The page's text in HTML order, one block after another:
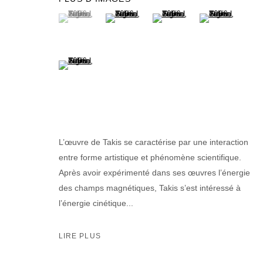
(View a larger image of thumbnail 1 )
, currently selected.
, currently selected.
, currently selected.(View a larger image of thumbnail 2 )
(View a larger image of
(View a larger
(View a larger image of thumbnail 5 )
L’œuvre de Takis se caractérise par une interaction
entre forme artistique et phénomène scientifique.
Après avoir expérimenté dans ses œuvres l’énergie
des champs magnétiques, Takis s’est intéressé à
l’énergie cinétique...
LIRE PLUS